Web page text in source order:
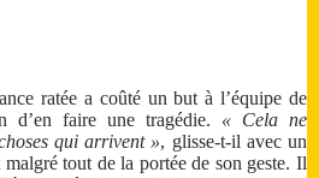
ratée a coûté un but à l’équipe de
d’en faire une tragédie. « Cela ne
qui arrivent », glisse-t-il avec un
tout de la portée de son geste. Il